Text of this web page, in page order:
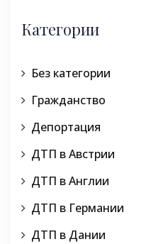
Категории
Без категории
Гражданство
Депортация
ДТП в Австрии
ДТП в Англии
ДТП в Германии
ДТП в Дании